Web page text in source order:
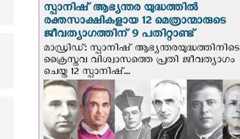
സ്പാനിഷ് ആഭ്യന്തര യുദ്ധത്തില്‍
രക്തസാക്ഷികളായ 12 മെത്രാന്മാരുടെ
ജീവത്യാഗത്തിന് 9 പതിറ്റാണ്ട്
മാഡ്രിഡ്: സ്പാനിഷ് ആഭ്യന്തരയുദ്ധത്തിനിടെ
ക്രൈസ്തവ വിശ്വാസത്തെ പ്രതി ജീവത്യാഗം
ചെയ്ത 12 സ്പാനിഷ്...